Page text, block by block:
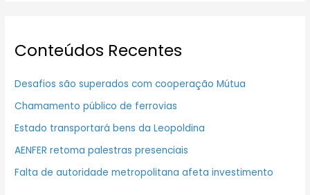
Conteúdos Recentes
Desafios são superados com cooperação Mútua
Chamamento público de ferrovias
Estado transportará bens da Leopoldina
AENFER retoma palestras presenciais
Falta de autoridade metropolitana afeta investimento